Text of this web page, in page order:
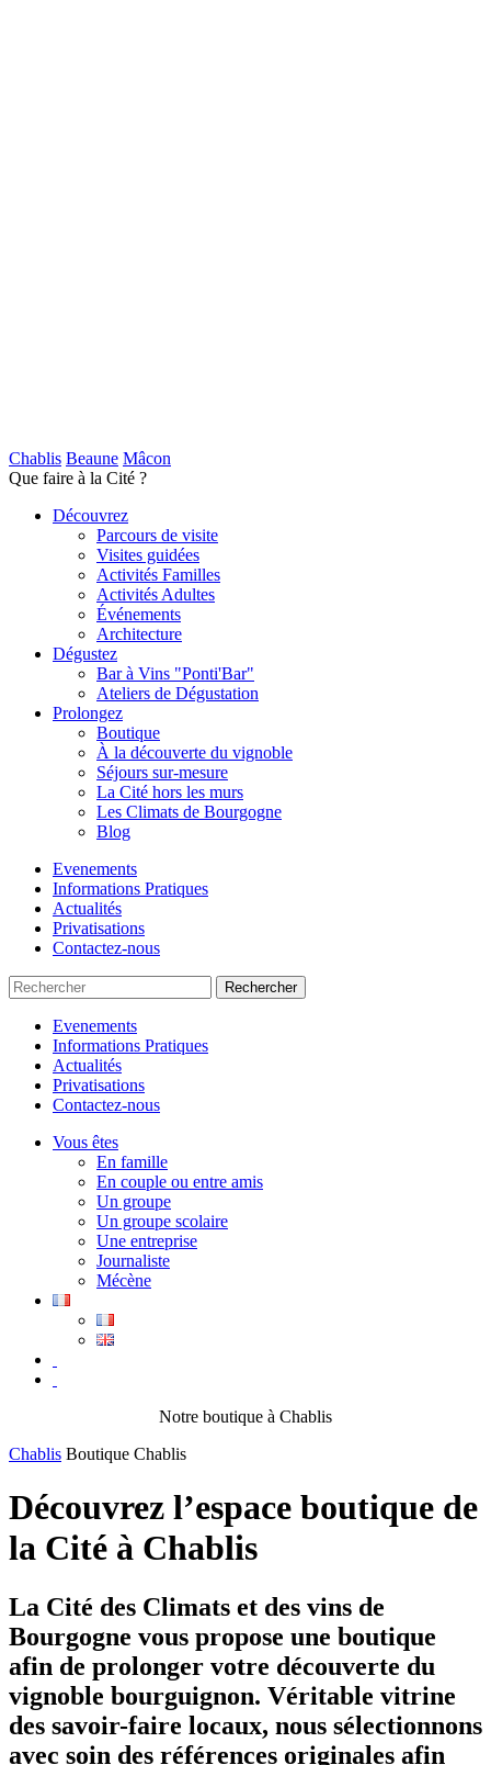
Chablis Beaune Mâcon
Que faire à la Cité ?
Découvrez
Parcours de visite
Visites guidées
Activités Familles
Activités Adultes
Événements
Architecture
Dégustez
Bar à Vins "Ponti'Bar"
Ateliers de Dégustation
Prolongez
Boutique
À la découverte du vignoble
Séjours sur-mesure
La Cité hors les murs
Les Climats de Bourgogne
Blog
Evenements
Informations Pratiques
Actualités
Privatisations
Contactez-nous
Rechercher
Evenements
Informations Pratiques
Actualités
Privatisations
Contactez-nous
Vous êtes
En famille
En couple ou entre amis
Un groupe
Un groupe scolaire
Une entreprise
Journaliste
Mécène
Notre boutique à Chablis
Chablis Boutique Chablis
Découvrez l’espace boutique de
la Cité à Chablis
La Cité des Climats et des vins de
Bourgogne vous propose une boutique
afin de prolonger votre découverte du
vignoble bourguignon. Véritable vitrine
des savoir-faire locaux, nous sélectionnons
avec soin des références originales afin